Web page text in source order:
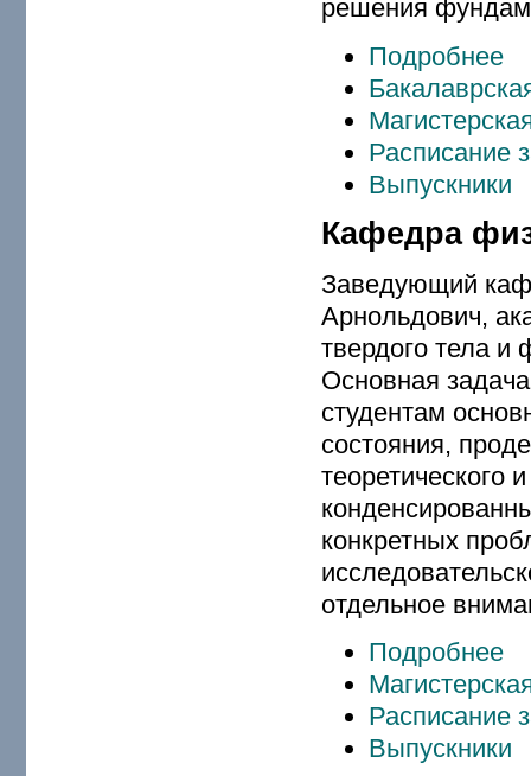
решения
Подробнее
Расписание
Выпускники
Кафедра
Заведующий
Арнольдович,
твердого тела и
Основная
студентам
состояния,
теоретического
конкретных
отдельное
Подробнее
Расписание
Выпускники